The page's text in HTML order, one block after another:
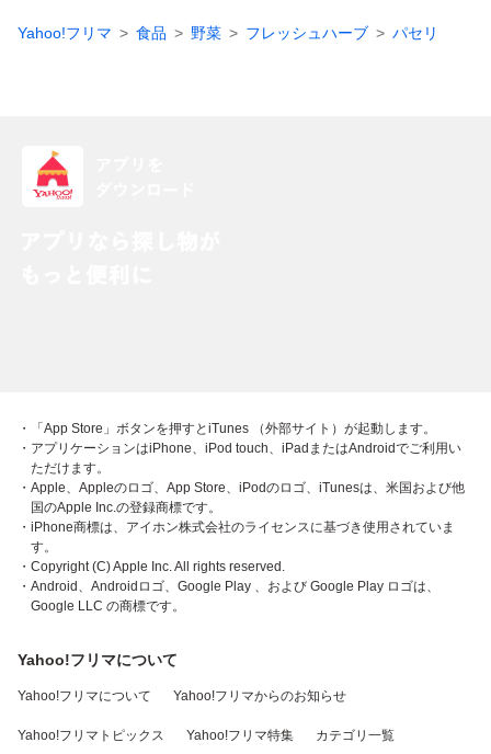
Yahoo!フリマ 食品 野菜 フレッシュハーブ パセリ
・「App Store」ボタンを押すとiTunes （外部サイト）が起動します。
・アプリケーションはiPhone、iPod touch、iPadまたはAndroidでご利用い
ただけます。
・Apple、Appleのロゴ、App Store、iPodのロゴ、iTunesは、米国および他
国のApple Inc.の登録商標です。
・iPhone商標は、アイホン株式会社のライセンスに基づき使用されていま
す。
・Copyright (C) Apple Inc. All rights reserved.
・Android、Androidロゴ、Google Play 、および Google Play ロゴは、
Google LLC の商標です。
Yahoo!フリマについて
Yahoo!フリマについて Yahoo!フリマからのお知らせ
Yahoo!フリマトピックス Yahoo!フリマ特集 カテゴリ一覧